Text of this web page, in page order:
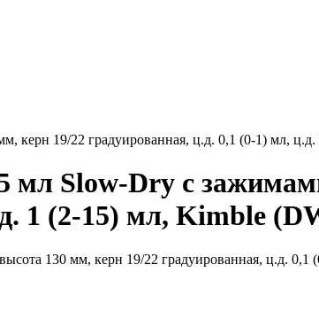
керн 19/22 градуированная, ц.д. 0,1 (0-1) мл,
мл Slow-Dry с
1 (2-15) мл, Kimble